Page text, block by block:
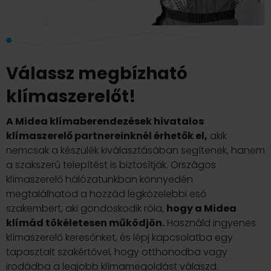
Válassz megbízható
klímaszerelőt!
A Midea klímaberendezések hivatalos
klímaszerelő partnereinknél érhetők el, akik
nemcsak a készülék kiválasztásában segítenek, hanem
a szakszerű telepítést is biztosítják. Országos
klímaszerelő hálózatunkban könnyedén
megtalálhatod a hozzád legközelebbi eső
szakembert, aki gondoskodik róla, hogy a Midea
klímád tökéletesen működjön. Használd ingyenes
klímaszerelő keresőnket, és lépj kapcsolatba egy
tapasztalt szakértővel, hogy otthonodba vagy
irodádba a legjobb klímamegoldást válaszd.